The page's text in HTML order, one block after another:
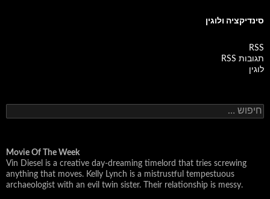
סינדיקציה ולוגין
RSS
תגובות RSS
לוגין
ח
י
Movie Of The Week
Vin Diesel is a creative day-dreaming timelord that tries screwing
anything that moves. Kelly Lynch is a mistrustful tempestuous
archaeologist with an evil twin sister. Their relationship is messy.